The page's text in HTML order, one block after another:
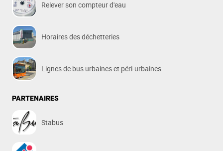
Relever son compteur d'eau
Horaires des déchetteries
Lignes de bus urbaines et péri-urbaines
PARTENAIRES
Stabus